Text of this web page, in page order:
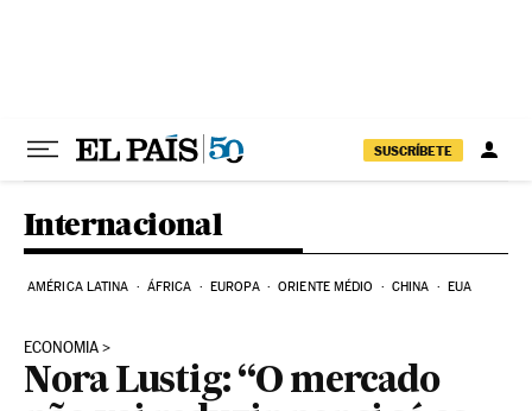
SUSCRÍBETE
Internacional
AMÉRICA LATINA ÁFRICA EUROPA ORIENTE MÉDIO CHINA EUA
ECONOMIA
Nora Lustig: “O mercado